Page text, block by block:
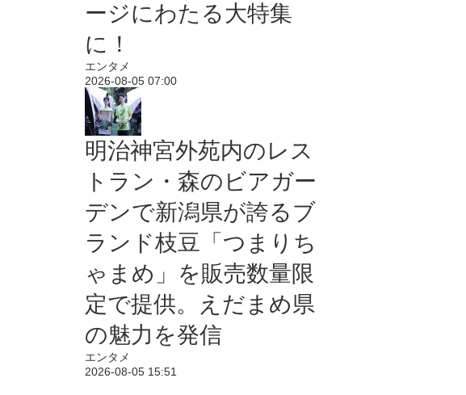
ージにわたる大特集
に！
エンタメ
2026-08-05 07:00
明治神宮外苑内のレス
トラン・森のビアガー
デンで新潟県が誇るブ
ランド枝豆「つまりち
ゃまめ」を販売数量限
定で提供。えだまめ県
の魅力を発信
エンタメ
2026-08-05 15:51